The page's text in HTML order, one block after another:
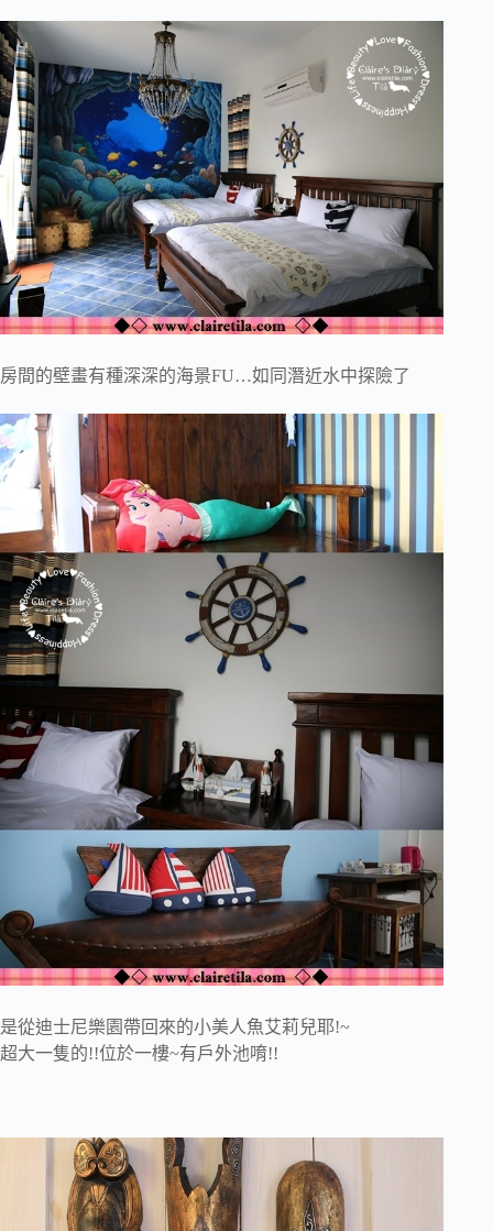
房間的壁畫有種深深的海景FU…如同潛近水中探險了
是從迪士尼樂園帶回來的小美人魚艾莉兒耶!~
超大一隻的!!位於一樓~有戶外池唷!!